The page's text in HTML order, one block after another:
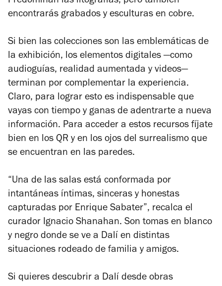
encontrarás grabados y esculturas en cobre.
Si bien las colecciones son las emblemáticas de
la exhibición, los elementos digitales —como
audioguías, realidad aumentada y videos—
terminan por complementar la experiencia.
Claro, para lograr esto es indispensable que
vayas con tiempo y ganas de adentrarte a nueva
información. Para acceder a estos recursos fíjate
bien en los QR y en los ojos del surrealismo que
se encuentran en las paredes.
“Una de las salas está conformada por
intantáneas íntimas, sinceras y honestas
capturadas por Enrique Sabater”, recalca el
curador Ignacio Shanahan. Son tomas en blanco
y negro donde se ve a Dalí en distintas
situaciones rodeado de familia y amigos.
Si quieres descubrir a Dalí desde obras